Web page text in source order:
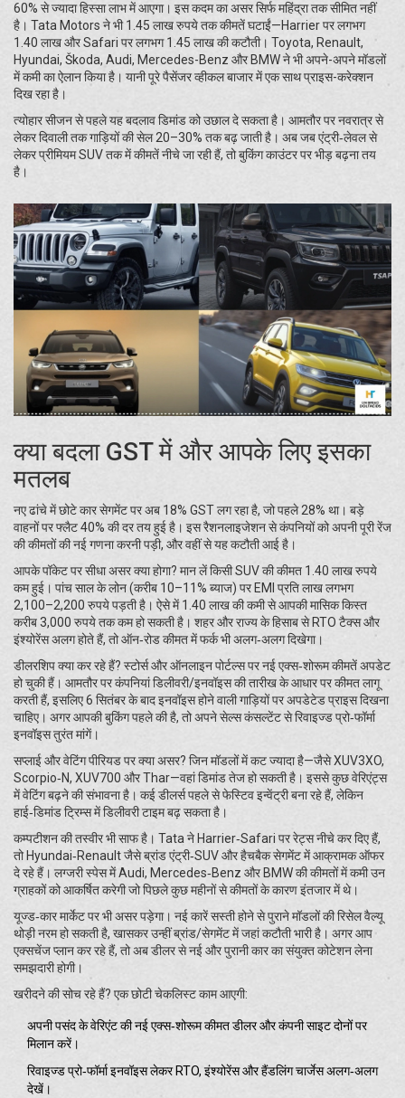
60% से ज्यादा हिस्सा लाभ में आएगा। इस कदम का असर सिर्फ महिंद्रा तक सीमित नहीं
है। Tata Motors ने भी 1.45 लाख रुपये तक कीमतें घटाईं—Harrier पर लगभग
1.40 लाख और Safari पर लगभग 1.45 लाख की कटौती। Toyota, Renault,
Hyundai, Škoda, Audi, Mercedes-Benz और BMW ने भी अपने-अपने मॉडलों
में कमी का ऐलान किया है। यानी पूरे पैसेंजर व्हीकल बाजार में एक साथ प्राइस-करेक्शन
दिख रहा है।
त्योहार सीजन से पहले यह बदलाव डिमांड को उछाल दे सकता है। आमतौर पर नवरात्र से
लेकर दिवाली तक गाड़ियों की सेल 20–30% तक बढ़ जाती है। अब जब एंट्री‑लेवल से
लेकर प्रीमियम SUV तक में कीमतें नीचे जा रही हैं, तो बुकिंग काउंटर पर भीड़ बढ़ना तय
है।
क्या बदला GST में और आपके लिए इसका
मतलब
नए ढांचे में छोटे कार सेगमेंट पर अब 18% GST लग रहा है, जो पहले 28% था। बड़े
वाहनों पर फ्लैट 40% की दर तय हुई है। इस रैशनलाइजेशन से कंपनियों को अपनी पूरी रेंज
की कीमतों की नई गणना करनी पड़ी, और वहीं से यह कटौती आई है।
आपके पॉकेट पर सीधा असर क्या होगा? मान लें किसी SUV की कीमत 1.40 लाख रुपये
कम हुई। पांच साल के लोन (करीब 10–11% ब्याज) पर EMI प्रति लाख लगभग
2,100–2,200 रुपये पड़ती है। ऐसे में 1.40 लाख की कमी से आपकी मासिक किस्त
करीब 3,000 रुपये तक कम हो सकती है। शहर और राज्य के हिसाब से RTO टैक्स और
इंश्योरेंस अलग होते हैं, तो ऑन‑रोड कीमत में फर्क भी अलग‑अलग दिखेगा।
डीलरशिप क्या कर रहे हैं? स्टोर्स और ऑनलाइन पोर्टल्स पर नई एक्स‑शोरूम कीमतें अपडेट
हो चुकी हैं। आमतौर पर कंपनियां डिलीवरी/इनवॉइस की तारीख के आधार पर कीमत लागू
करती हैं, इसलिए 6 सितंबर के बाद इनवॉइस होने वाली गाड़ियों पर अपडेटेड प्राइस दिखना
चाहिए। अगर आपकी बुकिंग पहले की है, तो अपने सेल्स कंसल्टेंट से रिवाइज्ड प्रो‑फॉर्मा
इनवॉइस तुरंत मांगें।
सप्लाई और वेटिंग पीरियड पर क्या असर? जिन मॉडलों में कट ज्यादा है—जैसे XUV3XO,
Scorpio‑N, XUV700 और Thar—वहां डिमांड तेज हो सकती है। इससे कुछ वेरिएंट्स
में वेटिंग बढ़ने की संभावना है। कई डीलर्स पहले से फेस्टिव इन्वेंट्री बना रहे हैं, लेकिन
हाई‑डिमांड ट्रिम्स में डिलीवरी टाइम बढ़ सकता है।
कम्पटीशन की तस्वीर भी साफ है। Tata ने Harrier‑Safari पर रेट्स नीचे कर दिए हैं,
तो Hyundai‑Renault जैसे ब्रांड एंट्री‑SUV और हैचबैक सेगमेंट में आक्रामक ऑफर
दे रहे हैं। लग्जरी स्पेस में Audi, Mercedes‑Benz और BMW की कीमतों में कमी उन
ग्राहकों को आकर्षित करेगी जो पिछले कुछ महीनों से कीमतों के कारण इंतजार में थे।
यूज्ड‑कार मार्केट पर भी असर पड़ेगा। नई कारें सस्ती होने से पुराने मॉडलों की रिसेल वैल्यू
थोड़ी नरम हो सकती है, खासकर उन्हीं ब्रांड/सेगमेंट में जहां कटौती भारी है। अगर आप
एक्सचेंज प्लान कर रहे हैं, तो अब डीलर से नई और पुरानी कार का संयुक्त कोटेशन लेना
समझदारी होगी।
खरीदने की सोच रहे हैं? एक छोटी चेकलिस्ट काम आएगी:
अपनी पसंद के वेरिएंट की नई एक्स‑शोरूम कीमत डीलर और कंपनी साइट दोनों पर
मिलान करें।
रिवाइज्ड प्रो‑फॉर्मा इनवॉइस लेकर RTO, इंश्योरेंस और हैंडलिंग चार्जेस अलग‑अलग
देखें।